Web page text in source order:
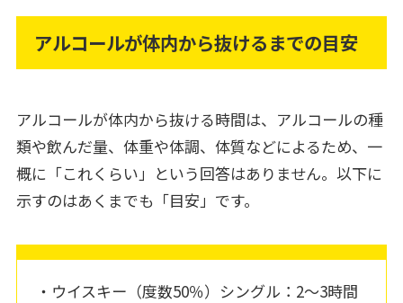
アルコールが体内から抜けるまでの目安
アルコールが体内から抜ける時間は、アルコールの種
類や飲んだ量、体重や体調、体質などによるため、一
概に「これくらい」という回答はありません。以下に
示すのはあくまでも「目安」です。
・ウイスキー（度数50％）シングル：2～3時間